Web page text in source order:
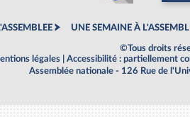
UNE SEMAINE À
©Tous droits
légales
Accessibilité : partiellement
Assemblée nationale - 126 Rue de